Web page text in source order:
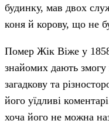
будинку, мав двох
коня й корову, що не
Помер Жік Віже у
знайомих дають
загадкову та
його уїдливі
хоча його не можна